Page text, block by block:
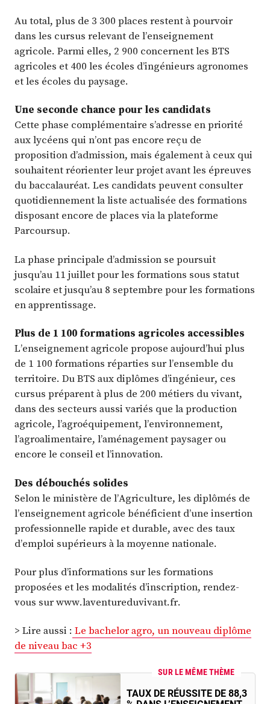
Au total, plus de 3 300 places restent à pourvoir
dans les cursus relevant de l’enseignement
agricole. Parmi elles, 2 900 concernent les BTS
agricoles et 400 les écoles d’ingénieurs agronomes
et les écoles du paysage.
Une seconde chance pour les candidats
Cette phase complémentaire s’adresse en priorité
aux lycéens qui n’ont pas encore reçu de
proposition d’admission, mais également à ceux qui
souhaitent réorienter leur projet avant les épreuves
du baccalauréat. Les candidats peuvent consulter
quotidiennement la liste actualisée des formations
disposant encore de places via la plateforme
Parcoursup.
La phase principale d’admission se poursuit
jusqu’au 11 juillet pour les formations sous statut
scolaire et jusqu’au 8 septembre pour les formations
en apprentissage.
Plus de 1 100 formations agricoles accessibles
L’enseignement agricole propose aujourd’hui plus
de 1 100 formations réparties sur l’ensemble du
territoire. Du BTS aux diplômes d’ingénieur, ces
cursus préparent à plus de 200 métiers du vivant,
dans des secteurs aussi variés que la production
agricole, l’agroéquipement, l’environnement,
l’agroalimentaire, l’aménagement paysager ou
encore le conseil et l’innovation.
Des débouchés solides
Selon le ministère de l’Agriculture, les diplômés de
l’enseignement agricole bénéficient d’une insertion
professionnelle rapide et durable, avec des taux
d’emploi supérieurs à la moyenne nationale.
Pour plus d’informations sur les formations
proposées et les modalités d’inscription, rendez-
vous sur www.laventureduvivant.fr.
> Lire aussi : Le bachelor agro, un nouveau diplôme
de niveau bac +3
SUR LE MÊME THÈME
TAUX DE RÉUSSITE DE 88,3